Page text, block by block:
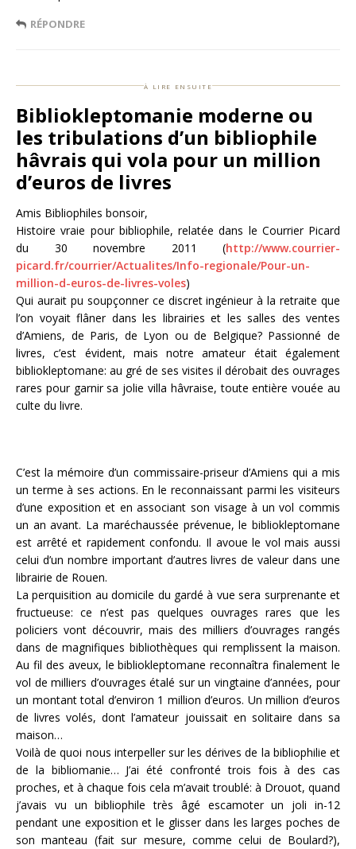
RÉPONDRE
à lire ensuite
Bibliokleptomanie moderne ou
les tribulations d’un bibliophile
hâvrais qui vola pour un million
d’euros de livres
Amis Bibliophiles bonsoir,
Histoire vraie pour bibliophile, relatée dans le Courrier Picard
du 30 novembre 2011 (http://www.courrier-
picard.fr/courrier/Actualites/Info-regionale/Pour-un-
million-d-euros-de-livres-voles)
Qui aurait pu soupçonner ce discret ingénieur à la retraite que
l’on voyait flâner dans les librairies et les salles des ventes
d’Amiens, de Paris, de Lyon ou de Belgique? Passionné de
livres, c’est évident, mais notre amateur était également
bibliokleptomane: au gré de ses visites il dérobait des ouvrages
rares pour garnir sa jolie villa hâvraise, toute entière vouée au
culte du livre.
C’est la mémoire d’un commissaire-priseur d’Amiens qui a mis
un terme à ses actions. En le reconnaissant parmi les visiteurs
d’une exposition et en associant son visage à un vol commis
un an avant. La maréchaussée prévenue, le bibliokleptomane
est arrêté et rapidement confondu. Il avoue le vol mais aussi
celui d’un nombre important d’autres livres de valeur dans une
librairie de Rouen.
La perquisition au domicile du gardé à vue sera surprenante et
fructueuse: ce n’est pas quelques ouvrages rares que les
policiers vont découvrir, mais des milliers d’ouvrages rangés
dans de magnifiques bibliothèques qui remplissent la maison.
Au fil des aveux, le bibliokleptomane reconnaîtra finalement le
vol de milliers d’ouvrages étalé sur un vingtaine d’années, pour
un montant total d’environ 1 million d’euros. Un million d’euros
de livres volés, dont l’amateur jouissait en solitaire dans sa
maison…
Voilà de quoi nous interpeller sur les dérives de la bibliophilie et
de la bibliomanie… J’ai été confronté trois fois à des cas
proches, et à chaque fois cela m’avait troublé: à Drouot, quand
j’avais vu un bibliophile très âgé escamoter un joli in-12
pendant une exposition et le glisser dans les larges poches de
son manteau (fait sur mesure, comme celui de Boulard?),